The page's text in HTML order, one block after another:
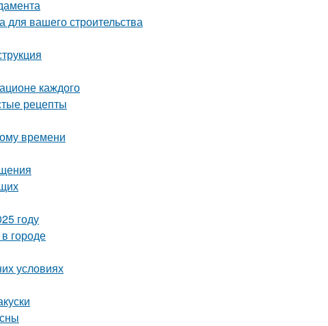
вашего строительства
каждого
рецепты
времени
году
городе
условиях